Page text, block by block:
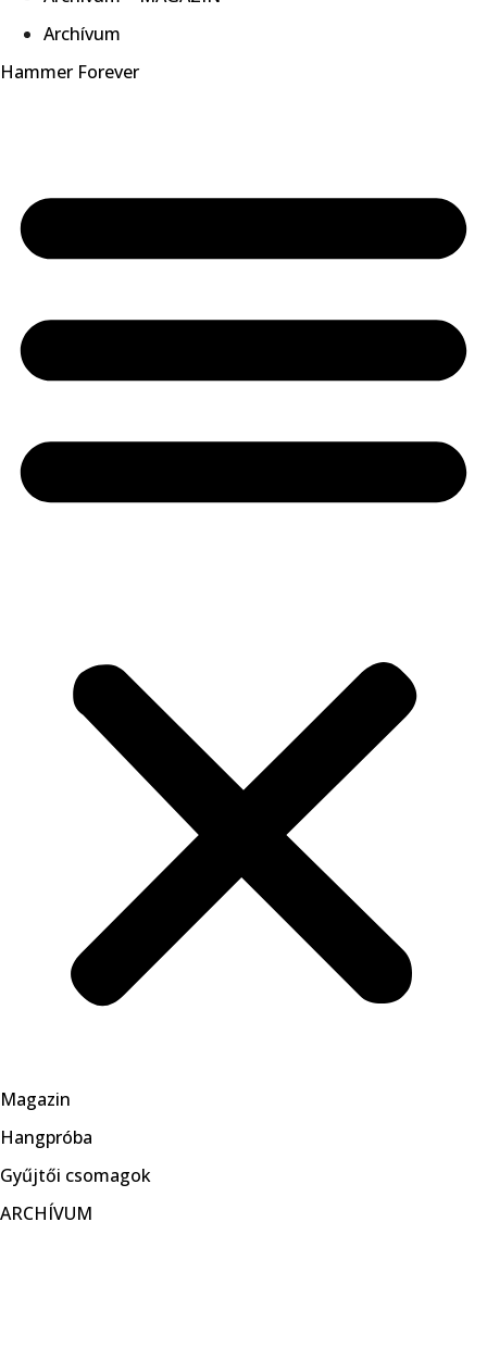
Archívum
Hammer Forever
Magazin
Hangpróba
Gyűjtői csomagok
ARCHÍVUM